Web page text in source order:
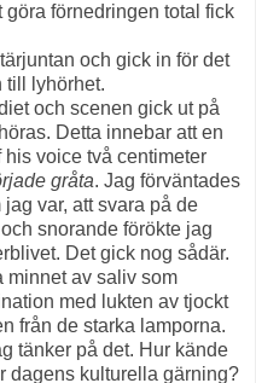
förnedringen total fick
och gick in för det
till lyhörhet.
och scenen gick ut på
Detta innebar att en
voice två centimeter
gråta. Jag förväntades
var, att svara på de
snorande förökte jag
Det gick nog sådär.
minnet av saliv som
med lukten av tjockt
från de starka lamporna.
tänker på det. Hur kände
dagens kulturella gärning?